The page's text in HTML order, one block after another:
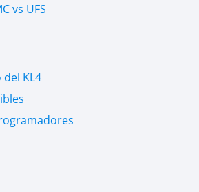
vs UFS
KL4